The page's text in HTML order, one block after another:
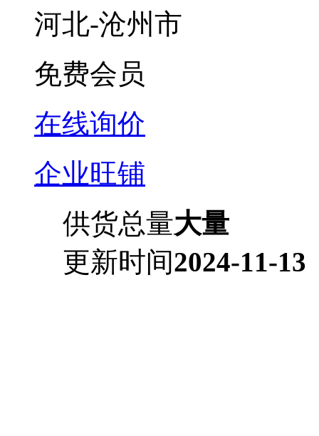
河北-沧州市
免费会员
在线询价
企业旺铺
供货总量大量
更新时间2024-11-13